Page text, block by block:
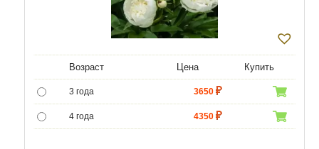
Возраст Цена Купить
3 года 3650
4 года 4350